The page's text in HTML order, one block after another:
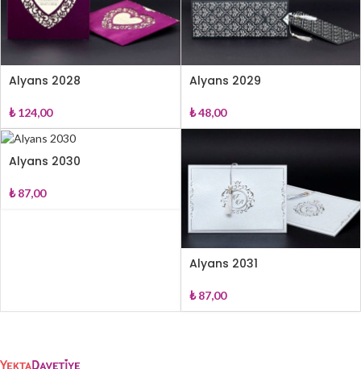
Alyans 2028
₺124,00
Alyans 2029
₺48,00
Alyans 2030
₺87,00
Alyans 2031
₺87,00